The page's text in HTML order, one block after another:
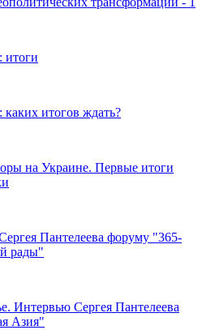
итогов ждать?
на Украине. Первые итоги
Пантелеева форуму "365-
рады"
Интервью Сергея Пантелеева
Азия"